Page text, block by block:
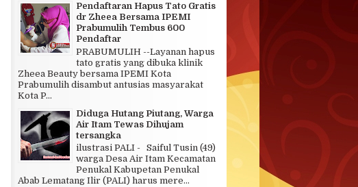
Pendaftaran Hapus Tato Gratis
dr Zheea Bersama IPEMI
Prabumulih Tembus 600
Pendaftar
PRABUMULIH --Layanan hapus
tato gratis yang dibuka klinik
Zheea Beauty bersama IPEMI Kota
Prabumulih disambut antusias masyarakat
Kota P...
Diduga Hutang Piutang, Warga
Air Itam Tewas Dihujam
tersangka
ilustrasi PALI - Saiful Tusin (49)
warga Desa Air Itam Kecamatan
Penukal Kabupetan Penukal
Abab Lematang Ilir (PALI) harus mere...